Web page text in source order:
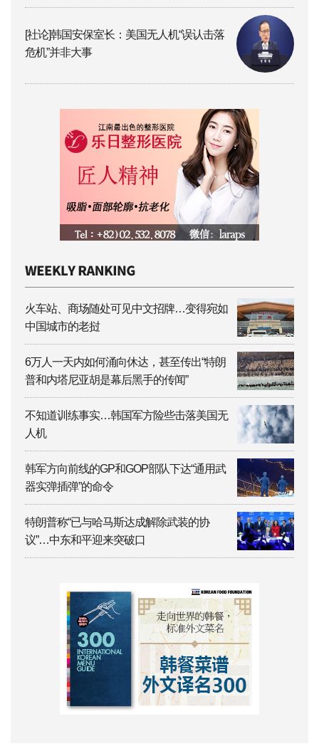
[社论]韩国安保室长：美国无人机“误认击落
危机”并非大事
火车站、商场随处可见中文招牌…变得宛如
中国城市的老挝
6万人一天内如何涌向休达，甚至传出“特朗
普和内塔尼亚胡是幕后黑手的传闻”
不知道训练事实…韩国军方险些击落美国无
人机
韩军方向前线的GP和GOP部队下达“通用武
器实弹插弹”的命令
特朗普称“已与哈马斯达成解除武装的协
议”…中东和平迎来突破口